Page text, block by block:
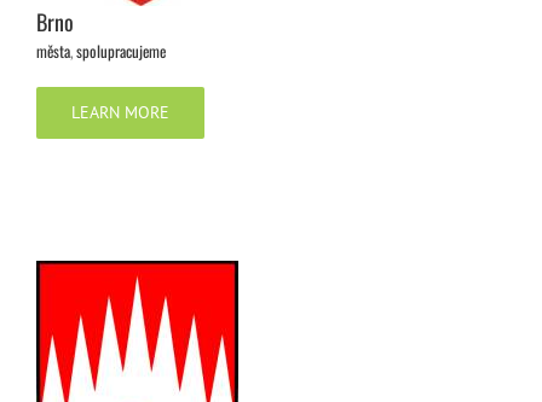
Brno
města,spolupracujeme
LEARN MORE